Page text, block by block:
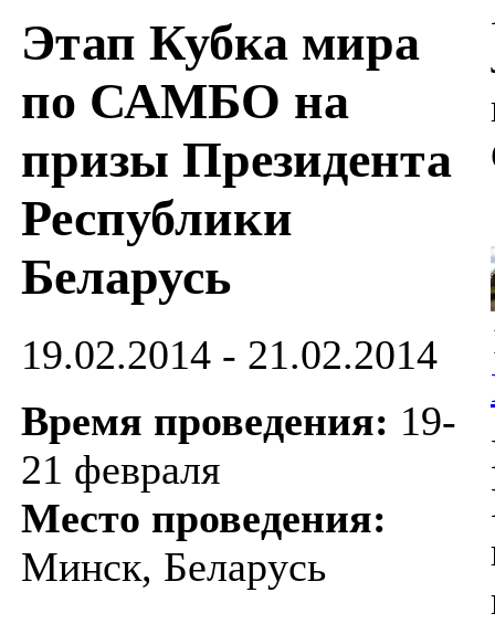
Этап Кубка мира
по САМБО на
призы Президента
Республики
Беларусь
19.02.2014 - 21.02.2014
Время проведения: 19-
21 февраля
Место проведения:
Минск, Беларусь